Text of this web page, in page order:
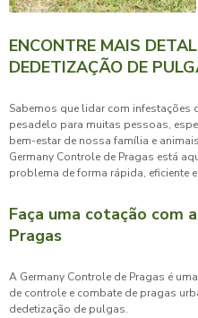
ENCONTRE MAIS
DEDETIZAÇÃO DE
Sabemos que lidar com infestações
pesadelo para muitas pessoas,
bem-estar de nossa família e
Germany Controle de Pragas está
problema de forma rápida, eficiente
Faça uma cotação com
Pragas
A Germany Controle de Pragas é
de controle e combate de pragas
dedetização de pulgas.